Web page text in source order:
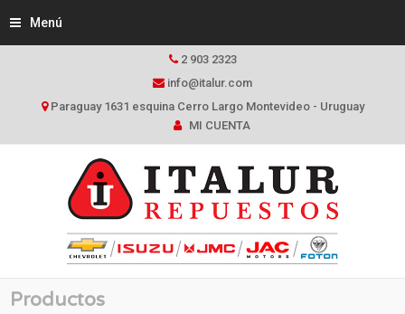
Menú
2 903 2323
info@italur.com
Paraguay 1631 esquina Cerro Largo Montevideo - Uruguay
MI CUENTA
Productos